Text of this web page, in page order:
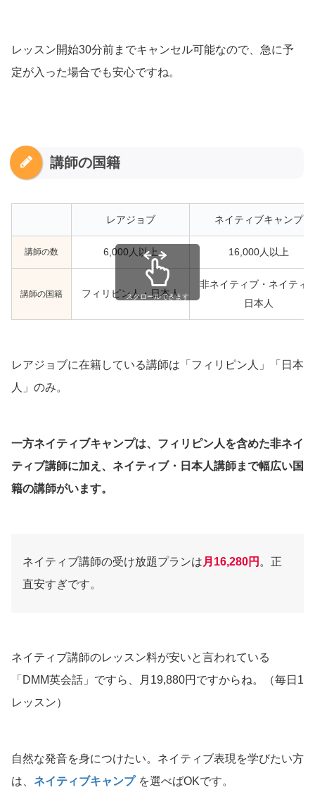
レッスン開始30分前までキャンセル可能なので、急に予
定が入った場合でも安心ですね。
講師の国籍
レアジョブ ネイティブキャンプ
講師の数 6,000人以上 16,000人以上
講師の国籍 フィリピン人・日本人
非ネイティブ・ネイティ
日本人
スクロールできます
レアジョブに在籍している講師は「フィリピン人」「日本
人」のみ。
一方ネイティブキャンプは、フィリピン人を含めた非ネイ
ティブ講師に加え、ネイティブ・日本人講師まで幅広い国
籍の講師がいます。
ネイティブ講師の受け放題プランは 月16,280円 。正
直安すぎです。
ネイティブ講師のレッスン料が安いと言われている
「DMM英会話」ですら、月19,880円ですからね。（毎日1
レッスン）
自然な発音を身につけたい。ネイティブ表現を学びたい方
は、 ネイティブキャンプ を選べばOKです。